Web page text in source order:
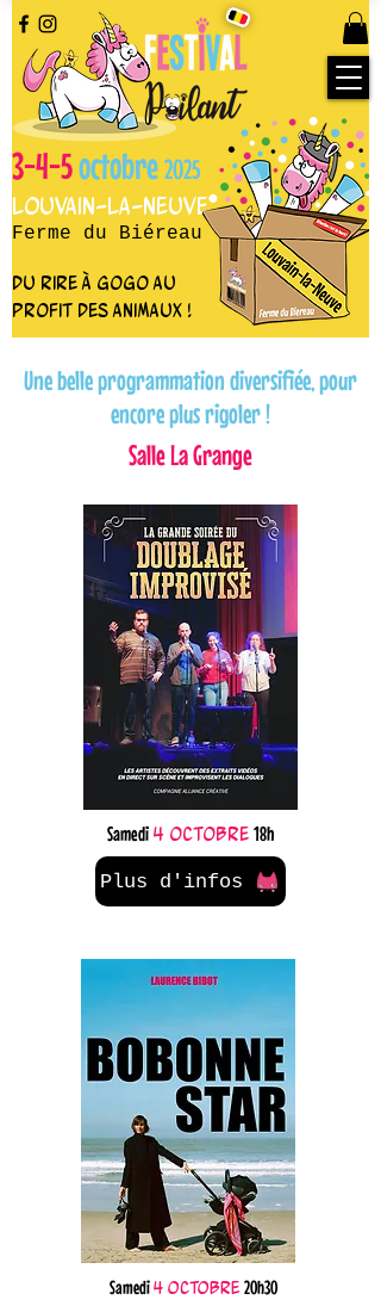
Louvain-la-Neuve
Ferme du Biéreau
du rire à gogo au
profit des animaux !
3-4-5octobre2025
Une belle programmation diversifiée, pour
encore plus rigoler !
Salle La Grange
Samedi 4 octobre 18h
Plus d'infos
Samedi4 octobre 20h30